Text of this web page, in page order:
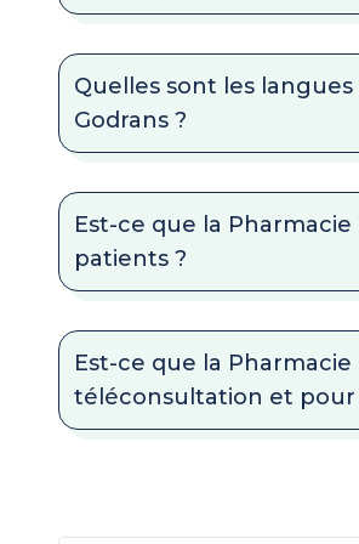
Quelles sont les
Godrans ?
Est-ce que la
patients ?
Est-ce que la
téléconsultation et pour